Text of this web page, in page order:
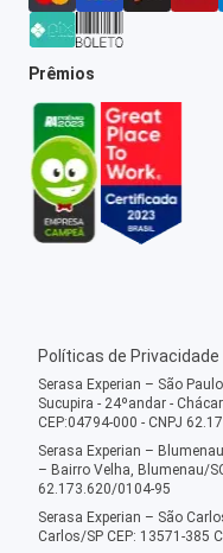
Prêmios
Políticas de Privacidade
Serasa Experian – São
Sucupira - 24ºandar -
CEP:04794-000 - CNPJ
Serasa Experian –
– Bairro Velha, Blumenau/
62.173.620/0104-95
Serasa Experian – São
Carlos/SP CEP: 13571-385